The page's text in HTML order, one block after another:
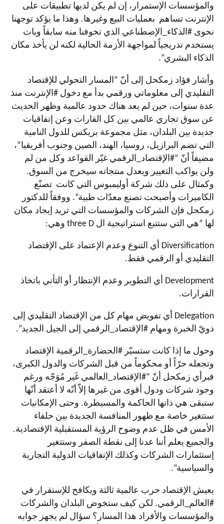
والمؤسسات الإستمرار، إن لم يكن لديها تطبيقات على
الإنترنت تساهم بعمليات البيع وغيرها. وهذا ما يؤكد توجهنا
نحوى #الذكاء_الإصطناعي الذي تخوفنا منه سابقاً وبات
يستخدم تدريجياً لمواجهة الأزمة الحالية لكنه لن يأخذ مكان
الذكاء البشري”.
وأشار فؤاد زمكحل إلى أنّ “المسار التحولي للإقتصاد
التقليدي إلى معلوماتي ورقمي بدأ مع دخول #الإنترنت منذ
عدة سنوات، حين لم يعد هناك حدود عالمية وظهر الحديث
عن سوق تجاري عالمي بين كل القارات وعن إتفاقيات
جديدة بين البلدان، مثل مجموعة بريكس للدول النامية
التي تضم البرازيل، روسيا، الهند، الصين وجنوب أفريقيا”،
مضيفاً أنّ “#الإقتصاد_الرقمي غيّر القواعد وكل من لم
ولن يواكب التغيير ويعدل منتجاته سيخرج من السوق.
وكمثال على ذلك شركة أوليمبوس التي كانت تصنّع
الكاميرات وأصبحت تصنع معدّات طبية”. ووفقاً للدكتور
زمكحل فإن الشركات والمؤسسات التي تريد إيجاد مكان
لها “هي التي ستتبع استراتيجية ال three D وهي:
Diversification أي التنوع وعدم الإعتماد على الإقتصاد
التقليدي أو الرقمي فقط.
Development أي التطوير وعدم الإنتظار أو التأني باتخاذ
القرارات.
Delegation أي تفويض مهام كل من الإقتصاد التقليدي إلى
ذويّ الخبرة ومهام #الإقتصاد_الرقمي إلى الجيل الجديد”.
وحول ما إذا كانت ستسيّر #الحضارة_الرقمية الإقتصاد
وتجعله حرّاً أو محكوماً من قبل الشركات والدول الكبرى،
فبرأي زمكحل أنّ “#الإقتصاد_العالمي غَير مُوَجّه ورغم
وجود شركات ودول أقوى من غيرها إلاّ أنّه لا أعتقد أنّها
ستبقى هي ذاتها الحاكمة والمسيطرة. وحتى الإمكانيات
ستتغير خاصة مع ظهور المنافسة الجديدة بين حلفاء
الأمس في ظل عدم وضوح الرؤية المستقبلية الإقتصادية.
والجميع يعلم أننا عدنا إلى نقطة الصفر وستتغير
إستثمارات الشركات وكذلك الإتفاقيات الدولية التجارية
والسياسية”.
يعيش الإقتصاد حرب عالمية ثالثة ويكافح للإستقرار في
#العالم_الرقمي. لكن كيف ستخوض البلدان والشركات
والمؤسسات والأفراد هذا المسار؟ سؤال لم يجهز جوابه